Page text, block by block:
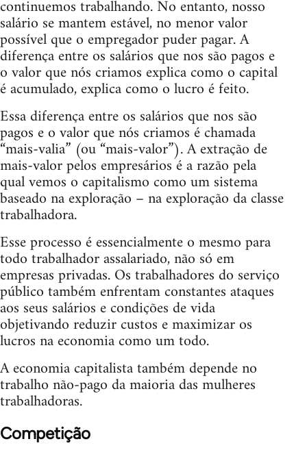
continuemos trabalhando. No entanto, nosso
salário se mantem estável, no menor valor
possível que o empregador puder pagar. A
diferença entre os salários que nos são pagos e
o valor que nós criamos explica como o capital
é acumulado, explica como o lucro é feito.
Essa diferença entre os salários que nos são
pagos e o valor que nós criamos é chamada
“mais-valia” (ou “mais-valor”). A extração de
mais-valor pelos empresários é a razão pela
qual vemos o capitalismo como um sistema
baseado na exploração – na exploração da classe
trabalhadora.
Esse processo é essencialmente o mesmo para
todo trabalhador assalariado, não só em
empresas privadas. Os trabalhadores do serviço
público também enfrentam constantes ataques
aos seus salários e condições de vida
objetivando reduzir custos e maximizar os
lucros na economia como um todo.
A economia capitalista também depende no
trabalho não-pago da maioria das mulheres
trabalhadoras.
Competição